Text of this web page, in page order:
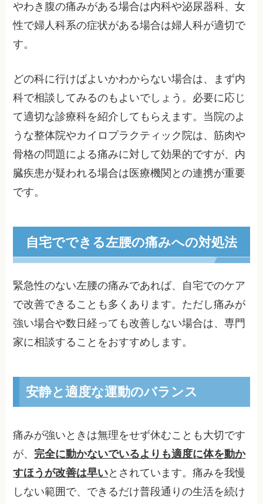
やわき腹の痛みがある場合は内科や泌尿器科、女
性で婦人科系の症状がある場合は婦人科が適切で
す。
どの科に行けばよいかわからない場合は、まず内
科で相談してみるのもよいでしょう。必要に応じ
て適切な診療科を紹介してもらえます。当院のよ
うな整体院やカイロプラクティック院は、筋肉や
骨格の問題による痛みに対して効果的ですが、内
臓疾患が疑われる場合は医療機関との連携が重要
です。
自宅でできる左腰の痛みへの対処法
緊急性のない左腰の痛みであれば、自宅でのケア
で改善できることも多くあります。ただし痛みが
強い場合や数日経っても改善しない場合は、専門
家に相談することをおすすめします。
安静と適度な運動のバランス
痛みが強いときは無理をせず休むことも大切です
が、 完全に動かないでいるよりも適度に体を動か
すほうが改善は早いとされています。痛みを我慢
しない範囲で、できるだけ普段通りの生活を続け